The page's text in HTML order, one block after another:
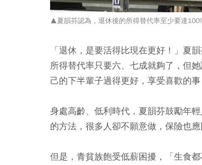
▲夏韻芬認為，退休後的所得替代率至少要達
「退休，是要活得比現在更好！」夏
所得替代率只要六、七成就夠了，但
己的下半輩子過得更好，享受喜歡的事
身處高齡、低利時代， 夏韻芬鼓勵年
的方法 ，很多人卻不願意做，保險也
但是，青貧族飽受低薪困擾，「生食